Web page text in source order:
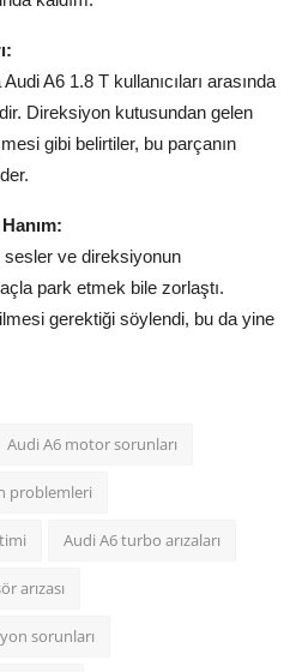
A6 1.8 T kullanıcıları arasında
Direksiyon kutusundan gelen
gibi belirtiler, bu parçanın
ve direksiyonun
park etmek bile zorlaştı.
gerektiği söylendi, bu da yine
Audi A6 motor sorunları
problemleri
Audi A6 turbo arızaları
arızası
sorunları